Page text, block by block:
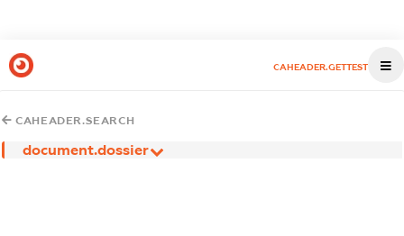
CAHEADER.GETTEST
CAHEADER.SEARCH
document.dossier